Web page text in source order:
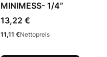
MINIMESS- 1/4”
Preis
13,22 €
Preis
11,11 €Nettopreis